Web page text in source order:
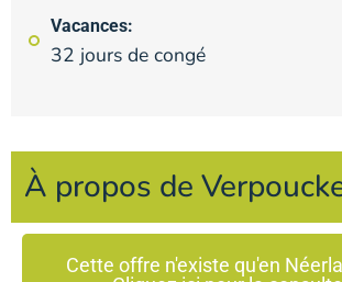
Vacances:
32 jours de congé
À propos de
Cette offre n'existe qu'en